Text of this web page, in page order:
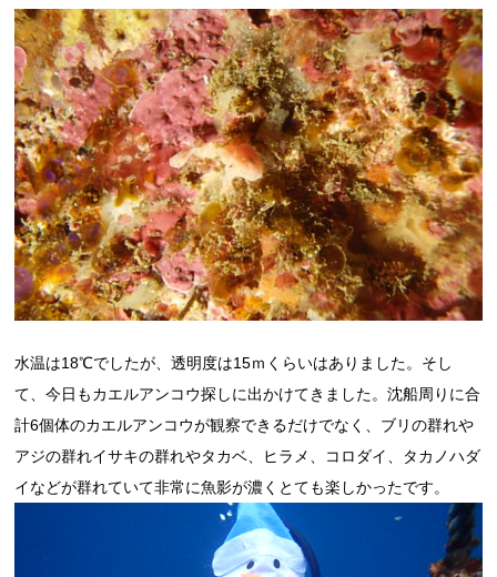
水温は18℃でしたが、透明度は15ｍくらいはありました。そし
て、今日もカエルアンコウ探しに出かけてきました。沈船周りに合
計6個体のカエルアンコウが観察できるだけでなく、ブリの群れや
アジの群れイサキの群れやタカベ、ヒラメ、コロダイ、タカノハダ
イなどが群れていて非常に魚影が濃くとても楽しかったです。